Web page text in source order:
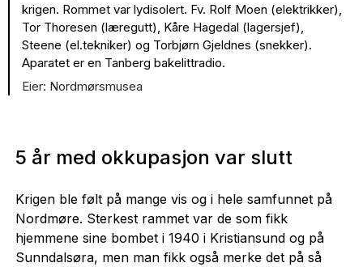
krigen. Rommet var lydisolert. Fv. Rolf Moen (elektrikker),
Tor Thoresen (læregutt), Kåre Hagedal (lagersjef),
Steene (el.tekniker) og Torbjørn Gjeldnes (snekker).
Aparatet er en Tanberg bakelittradio.
Nordmørsmusea
5 år med okkupasjon var slutt
Krigen ble følt på mange vis og i hele samfunnet på
Nordmøre. Sterkest rammet var de som fikk
hjemmene sine bombet i 1940 i Kristiansund og på
Sunndalsøra, men man fikk også merke det på så